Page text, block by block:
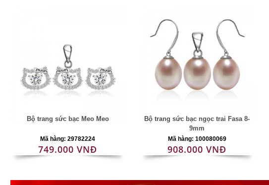
Bộ trang sức bạc Meo Meo
Mã hàng: 29782224
749.000 VNĐ
Bộ trang sức bạc ngọc trai Fasa 8-
9mm
Mã hàng: 100080069
908.000 VNĐ